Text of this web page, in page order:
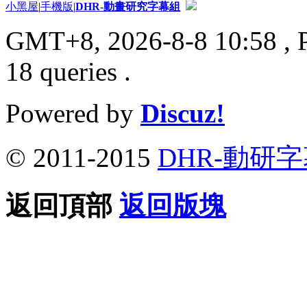
小黑屋|手機版|DHR-動畫研究字幕組
GMT+8, 2026-8-8 10:58 ,
18 queries .
Powered by Discuz!
© 2011-2015 DHR-動研
返回頂部 返回版塊